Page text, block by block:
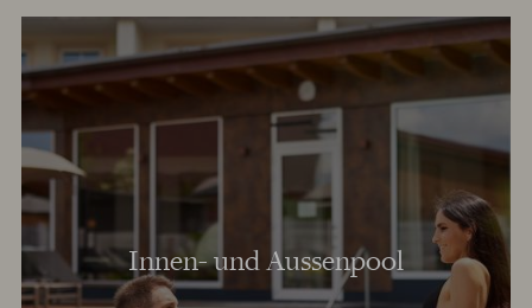
Innen- und Aussenpool